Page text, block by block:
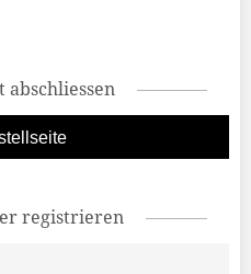
abschliessen
registrieren